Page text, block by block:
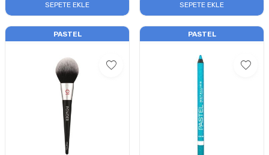
SEPETE EKLE SEPETE EKLE
PASTEL PASTEL